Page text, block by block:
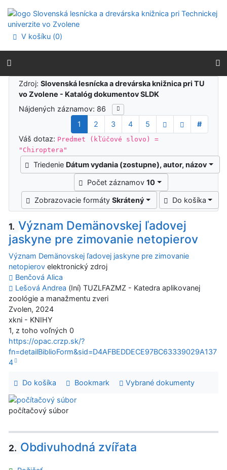
Prejsť na menu
Prehlásenie o webovej prístupnosti
V košíku (0)
Výsledky vyhľadávania
Zdroj:Slovenská lesnícka a drevárska knižnica pri TU
vo Zvolene - Katalóg dokumentov SLDK
Nájdených záznamov: 86
1
2 3 4 5
#
Váš dotaz: Predmet (kľúčové slovo) =
"Chiroptera"
Triedenie Dátum vydania (zostupne), autor, názov
Počet záznamov10
Zobrazovacie formátySkrátený Do košíka
1. Význam Demänovskej ľadovej
jaskyne pre zimovanie netopierov
Význam Demänovskej ľadovej jaskyne pre zimovanie
netopierov elektronický zdroj
Benčová Alica
Lešová Andrea (Iní) TUZLFAZMZ - Katedra aplikovanej
zoológie a manažmentu zveri
Zvolen, 2024
xkni - KNIHY
1, z toho voľných 0
https://opac.crzp.sk/?
fn=detailBiblioForm&sid=D4AFBEDDECE97BC63339029A137
4
Do košíka Bookmark Vybrané dokumenty
počítačový súbor
2. Obdivuhodná zvířata